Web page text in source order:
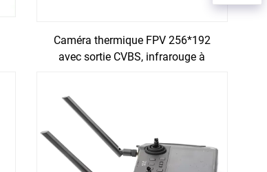
Caméra thermique FPV 256*192
avec sortie CVBS, infrarouge à